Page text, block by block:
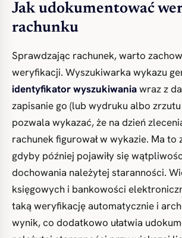
Jak udokumentować
rachunku
Sprawdzając rachunek, warto
weryfikacji. Wyszukiwarka wykazu
identyfikator wyszukiwaniawraz z
zapisanie go (lub wydruku albo
pozwala wykazać, że na dzień
rachunek figurował w wykazie. Ma to
gdyby później pojawiły się
dochowania należytej staranności.
księgowych i bankowości
taką weryfikację automatycznie i
wynik, co dodatkowo ułatwia